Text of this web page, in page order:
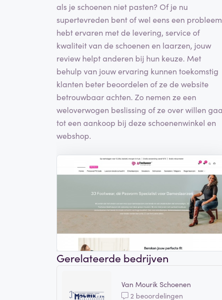
als je schoenen niet pasten? Of je nu
supertevreden bent of wel eens een probleem
hebt ervaren met de levering, service of
kwaliteit van de schoenen en laarzen, jouw
review helpt anderen bij hun keuze. Met
behulp van jouw ervaring kunnen toekomstig
klanten beter beoordelen of ze de website
betrouwbaar achten. Zo nemen ze een
weloverwogen beslissing of ze over willen
tot een aankoop bij deze schoenenwinkel en
webshop.
Gerelateerde bedrijven
Van Mourik Schoenen
2 beoordelingen